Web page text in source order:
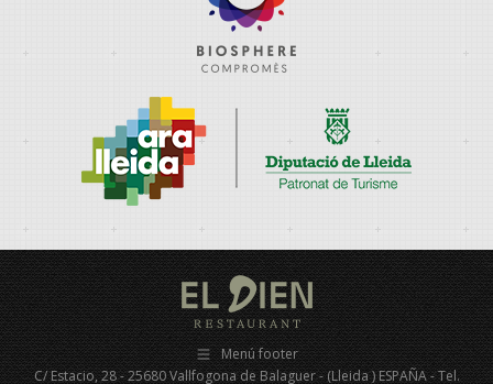
Menú footer
C/ Estacio, 28 - 25680 Vallfogona de Balaguer - (Lleida ) ESPAÑA - Tel.